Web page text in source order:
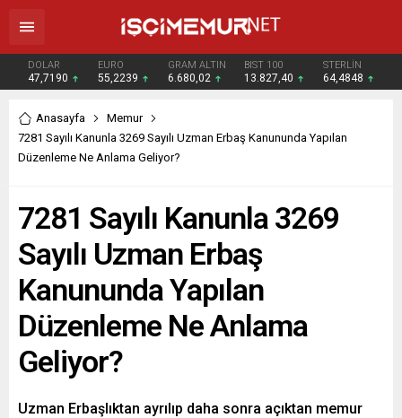
DOLAR
47,7190
EURO
55,2239
GRAM ALTIN
6.680,02
BIST 100
13.827,40
STERLİN
64,4848
Anasayfa
Memur
7281 Sayılı Kanunla 3269 Sayılı Uzman Erbaş Kanununda Yapılan
Düzenleme Ne Anlama Geliyor?
7281 Sayılı Kanunla 3269
Sayılı Uzman Erbaş
Kanununda Yapılan
Düzenleme Ne Anlama
Geliyor?
Uzman Erbaşlıktan ayrılıp daha sonra açıktan memur